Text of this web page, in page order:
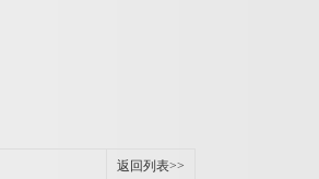
返回列表>>